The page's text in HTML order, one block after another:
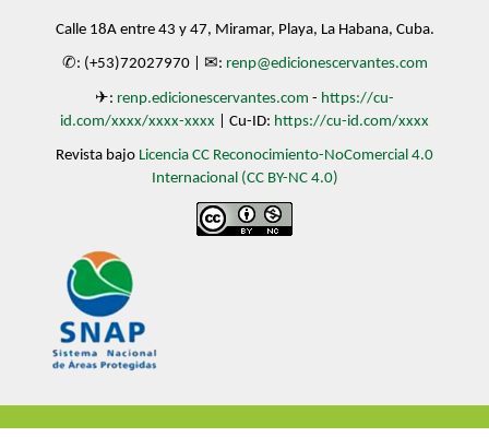
Calle 18A entre 43 y 47, Miramar, Playa, La Habana, Cuba.
✆: (+53)72027970 | ✉: renp@edicionescervantes.com
✈: renp.edicionescervantes.com - https://cu-
id.com/xxxx/xxxx-xxxx | Cu-ID: https://cu-id.com/xxxx
Revista bajo Licencia CC Reconocimiento-NoComercial 4.0
Internacional (CC BY-NC 4.0)